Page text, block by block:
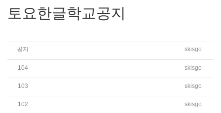
토요한글학교공지
공지 2026학년도 2학기 토요한글학교 신입생 모집 안..skisgo
104 [가정통신문] 2026학년도 2학기 토요한글학교 재..skisgo
103 2026학년도 5월 토요한글학교 신입생 수시모집 ..skisgo
102 [가정통신문] 학부모 교내 출입 및 등하교 스쿨..skisgo